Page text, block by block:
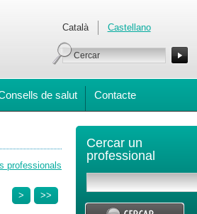
Català Castellano
de salut Contacte
professionals
>>
>
Cercar un
professional